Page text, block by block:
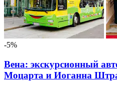
-5%
Вена: экскурсионный
Моцарта и Иоганна